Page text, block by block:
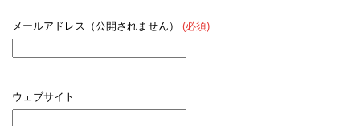
メールアドレス（公開されません） (必須)
ウェブサイト